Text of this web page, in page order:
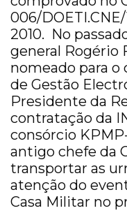
006/
2010. No
general Rogério
nomeado para o
de Gestão
Presidente da
contratação da
consórcio
antigo chefe da
transportar as
atenção do
Casa Militar no